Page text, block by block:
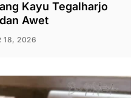
Kayu Tegalharjo
Awet
18, 2026